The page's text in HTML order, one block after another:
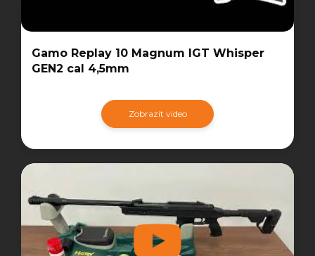
Gamo Replay 10 Magnum IGT Whisper
GEN2 cal 4,5mm
Zobrazit video